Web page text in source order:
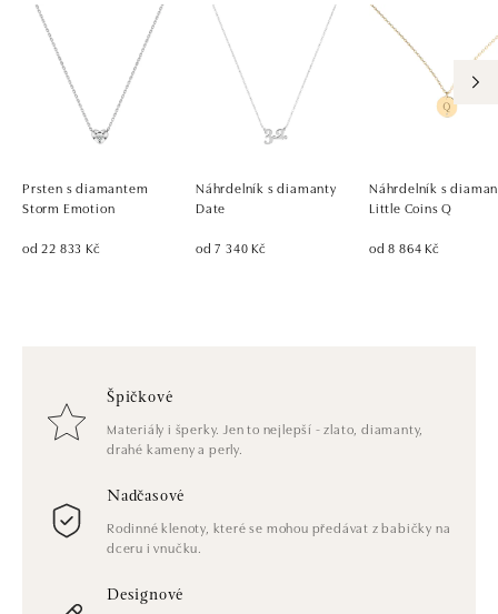
Prsten s diamantem
Storm Emotion
od 22 833 Kč
Náhrdelník s diamanty
Date
od 7 340 Kč
Náhrdelník s
Little Coins Q
od 8 864 Kč
Špičkové
Materiály i šperky. Jen to nejlepší - zlato, diamanty,
drahé kameny a perly.
Nadčasové
Rodinné klenoty, které se mohou předávat z babičky na
dceru i vnučku.
Designové